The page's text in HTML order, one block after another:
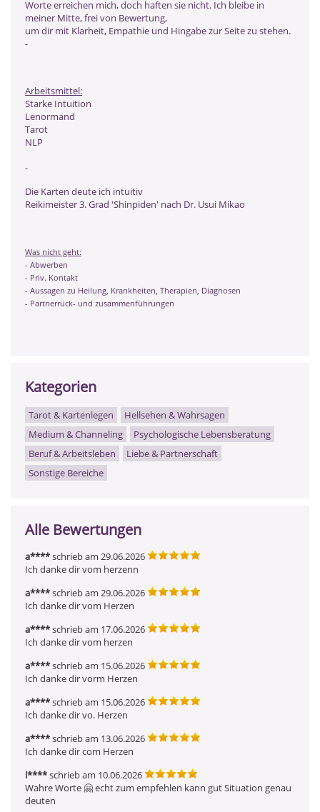
Worte erreichen mich, doch haften sie nicht. Ich bleibe in
meiner Mitte, frei von Bewertung,
um dir mit Klarheit, Empathie und Hingabe zur Seite zu stehen.
-
Arbeitsmittel:
Starke Intuition
Lenormand
Tarot
NLP
-
Die Karten deute ich intuitiv
Reikimeister 3. Grad 'Shinpiden' nach Dr. Usui Mikao
Was nicht geht:
- Abwerben
- Priv. Kontakt
- Aussagen zu Heilung, Krankheiten, Therapien, Diagnosen
- Partnerrück- und zusammenführungen
Kategorien
Tarot & Kartenlegen
Hellsehen & Wahrsagen
Medium & Channeling
Psychologische Lebensberatung
Beruf & Arbeitsleben
Liebe & Partnerschaft
Sonstige Bereiche
Alle Bewertungen
a****schrieb am 29.06.2026
Ich danke dir vom herzenn
a****schrieb am 29.06.2026
Ich danke dir vom Herzen
a****schrieb am 17.06.2026
Ich danke dir vom herzen
a****schrieb am 15.06.2026
Ich danke dir vorm Herzen
a****schrieb am 15.06.2026
Ich danke dir vo. Herzen
a****schrieb am 13.06.2026
Ich danke dir com Herzen
l****schrieb am 10.06.2026
Wahre Worte 🤗 echt zum empfehlen kann gut Situation genau
deuten